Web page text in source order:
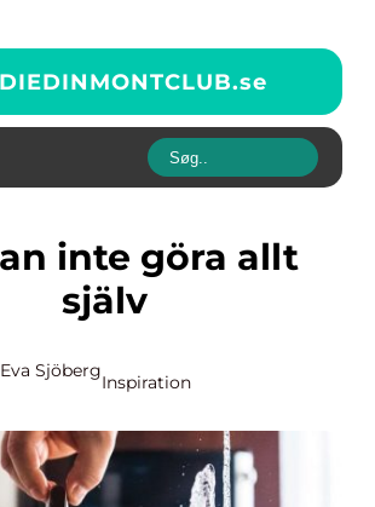
se
själv
Eva Sjöberg
Inspiration